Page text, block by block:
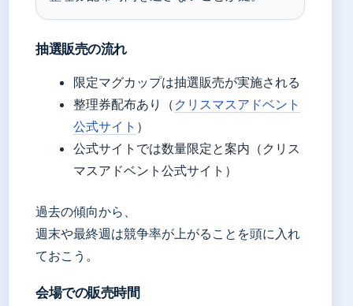
抽選販売の流れ
限定マグカップは抽選販売が実施される
整理券配布あり（ クリスマスアドベント
公式サイト ）
公式サイトでは数量限定と案内（クリス
マスアドベント公式サイト）
過去の傾向から、
週末や最終週は競争率が上がることを頭に入れ
ておこう。
会場での販売時間